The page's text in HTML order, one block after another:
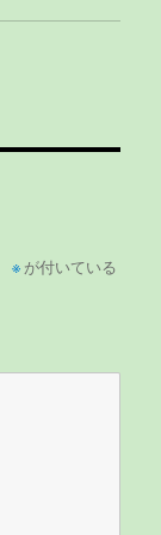
※ が付いている